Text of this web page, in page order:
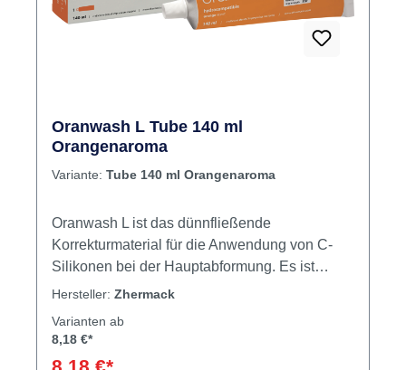
Oranwash L Tube 140 ml
Orangenaroma
Variante: Tube 140 ml Orangenaroma
Oranwash L ist das dünnfließende
Korrekturmaterial für die Anwendung von C-
Silikonen bei der Hauptabformung. Es ist
hydrokompatibel und reißfest und besitzt
Silikon für die Korrekturabformung
Hersteller: Zhermack
Varianten ab
8,18 €*